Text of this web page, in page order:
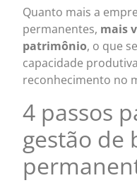
Quanto mais a
permanentes, mais
patrimônio, o que
capacidade
reconhecimento no
4 passos
gestão de